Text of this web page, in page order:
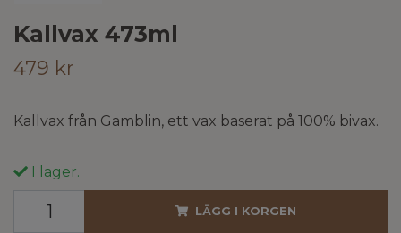
Kallvax 473ml
479 kr
Kallvax från Gamblin, ett vax baserat på 100% bivax.
I lager.
LÄGG I KORGEN